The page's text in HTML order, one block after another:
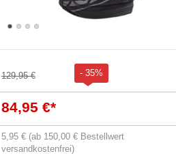
129,95 € - 35%
84,95 €*
5,95 € (ab 150,00 € Bestellwert
versandkostenfrei)